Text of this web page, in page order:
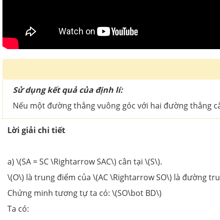
Sử dụng kết quả của định lí:
Nếu một đường thẳng vuông góc với hai đường thẳng
Lời giải chi tiết
a) \(SA = SC \Rightarrow SAC\) cân tại \(S\).
\(O\) là trung điểm của \(AC \Rightarrow SO\) là đường
Chứng minh tương tự ta có: \(SO\bot BD\)
Ta có: